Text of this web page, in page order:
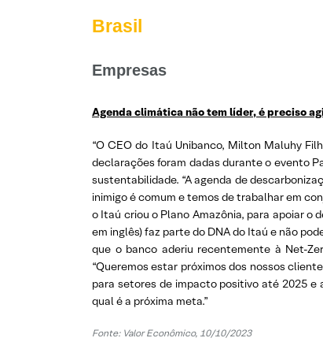
Brasil
Empresas
Agenda climática não tem líder, é preciso
“O CEO do Itaú Unibanco, Milton Maluhy
declarações foram dadas durante o evento
sustentabilidade. “A agenda de
inimigo é comum e temos de trabalhar em
o Itaú criou o Plano Amazônia, para apoiar o
em inglês) faz parte do DNA do Itaú e não
que o banco aderiu recentemente à Net-
“Queremos estar próximos dos nossos
para setores de impacto positivo até 2025 e
qual é a próxima meta.”
Fonte: Valor Econômico, 10/10/2023